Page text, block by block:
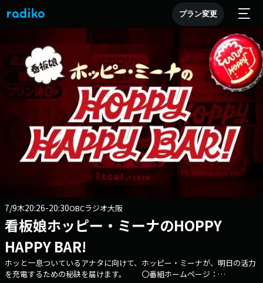
プラン変更
7/9木20:26-20:30OBCラジオ大阪
看板娘ホッピー・ミーナのHOPPY
HAPPY BAR!
ホッと一息ついているアナタに向けて、ホッピー・ミーナが、明日の活力
を充電するための秘訣を届けます。 〇番組ホームページ：